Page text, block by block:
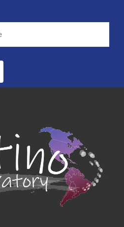
al Departamento de
de la Universidade Estadual